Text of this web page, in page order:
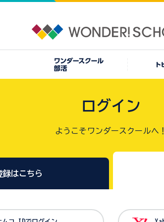
ログイン
ようこそワンダースクールへ！
録はこちら